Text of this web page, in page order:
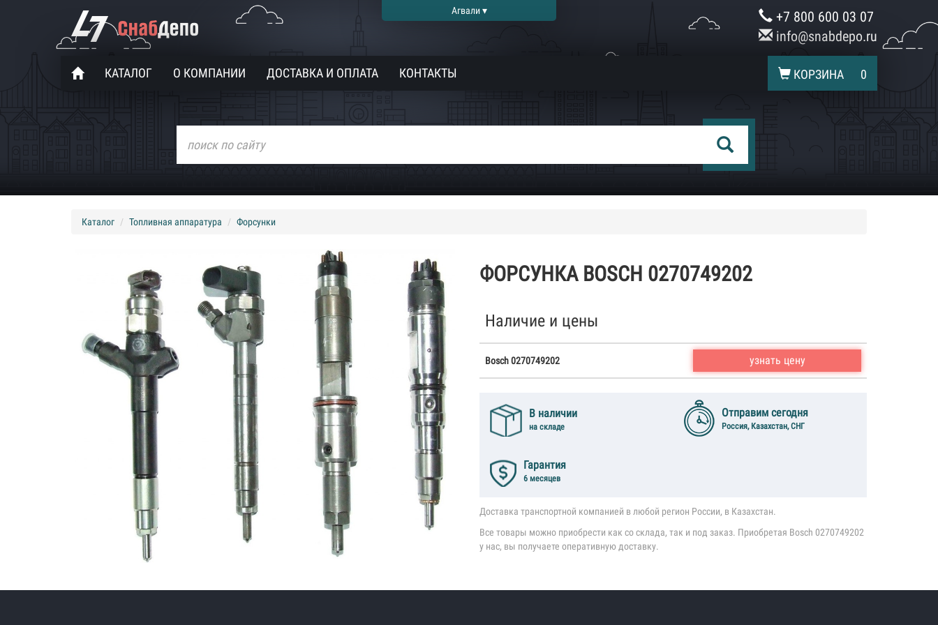
Агвали ▾
+7 800 600 03 07
info@snabdepo.ru
КАТАЛОГ О КОМПАНИИ ДОСТАВКА И ОПЛАТА КОНТАКТЫ КОРЗИНА 0
Каталог Топливная аппаратура Форсунки
ФОРСУНКА BOSCH 0270749202
Наличие и цены
Bosch 0270749202 узнать цену
В наличии
на складе
Отправим сегодня
Россия, Казахстан, СНГ
Гарантия
6 месяцев
Доставка транспортной компанией в любой регион России, в Казахстан.
Все товары можно приобрести как со склада, так и под заказ. Приобретая Bosch 0270749202
у нас, вы получаете оперативную доставку.